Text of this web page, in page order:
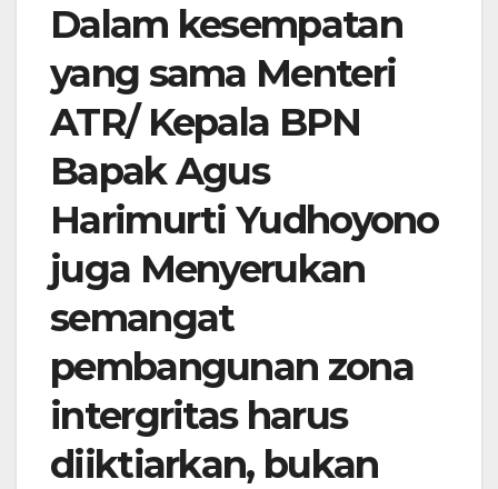
Dalam kesempatan
yang sama Menteri
ATR/ Kepala BPN
Bapak Agus
Harimurti Yudhoyono
juga Menyerukan
semangat
pembangunan zona
intergritas harus
diiktiarkan, bukan